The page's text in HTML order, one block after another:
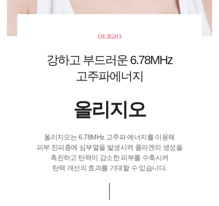
OLIGIO
강하고 부드러운 6.78MHz
고주파에너지
올리지오
올리지오는 6.78MHz 고주파 에너지를 이용해
피부 진피층에 심부열을 발생시켜 콜라겐의 생성을
촉진하고 탄력이 감소한 피부를 수축시켜
탄력 개선의 효과를 기대할 수 있습니다.